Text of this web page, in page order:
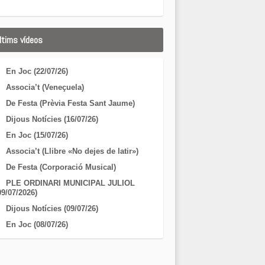
vídeos
En Joc (22/07/26)
Associa’t (Veneçuela)
De Festa (Prèvia Festa Sant Jaume)
Dijous Notícies (16/07/26)
En Joc (15/07/26)
Associa’t (Llibre «No dejes de latir»)
De Festa (Corporació Musical)
PLE ORDINARI MUNICIPAL JULIOL
07/2026)
Dijous Notícies (09/07/26)
En Joc (08/07/26)